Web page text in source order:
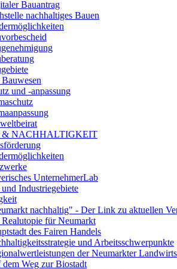
Bauantrag
nachhaltiges Bauen
und -anpassung
& NACHHALTIGKEIT
UnternehmerLab
Industriegebiete
nachhaltig" - Der Link zu aktuellen
für Neumarkt
des Fairen Handels
und Arbeitsschwerpunkte
der Neumarkter
Weg zur Biostadt